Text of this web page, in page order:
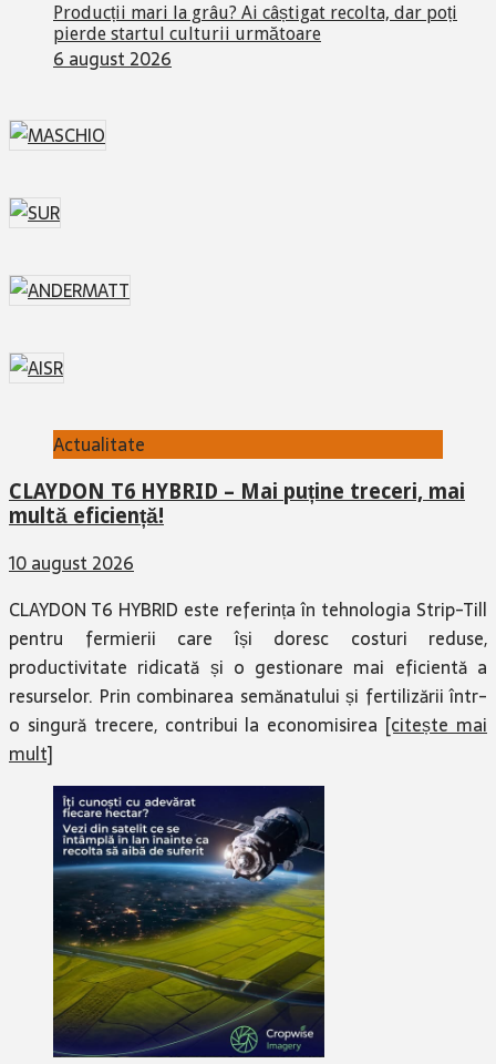
Producții mari la grâu? Ai câștigat recolta, dar poți
pierde startul culturii următoare
6 august 2026
Actualitate
CLAYDON T6 HYBRID – Mai puține treceri, mai
multă eficiență!
10 august 2026
CLAYDON T6 HYBRID este referința în tehnologia Strip-Till
pentru fermierii care își doresc costuri reduse,
productivitate ridicată și o gestionare mai eficientă a
resurselor. Prin combinarea semănatului și fertilizării într-
o singură trecere, contribui la economisirea [citește mai
mult]